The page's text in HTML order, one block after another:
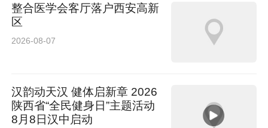
整合医学会客厅落户西安高新
区
2026-08-07
汉韵动天汉 健体启新章 2026
陕西省“全民健身日”主题活动
8月8日汉中启动